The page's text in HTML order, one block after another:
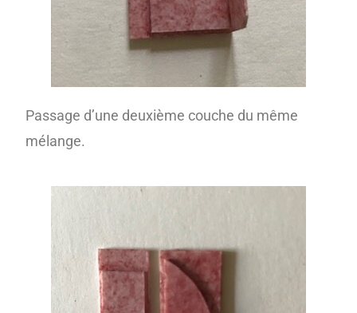
Passage d’une deuxième couche du même
mélange.